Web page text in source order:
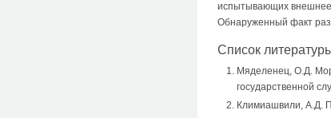
испытывающих внешнее
Обнаруженный факт
Список
Мяделенец, О.Д.
государственной
Климиашвили, А.Д.